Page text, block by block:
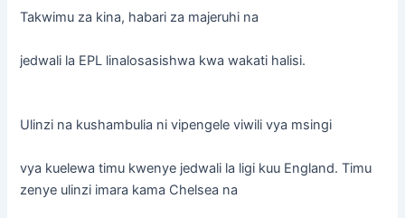
Takwimu za kina, habari za majeruhi na
jedwali la EPL linalosasishwa kwa wakati halisi.
Ulinzi na kushambulia ni vipengele viwili vya msingi
vya kuelewa timu kwenye jedwali la ligi kuu England. Timu
zenye ulinzi imara kama Chelsea na